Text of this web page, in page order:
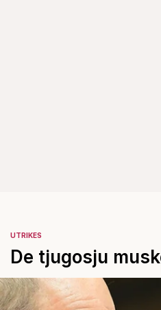
UTRIKES
De tjugosju